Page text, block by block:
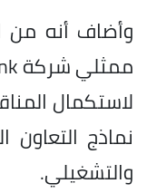
وأضاف أنه من
لاستكمال
نماذج التعاون
والتشغيلي.